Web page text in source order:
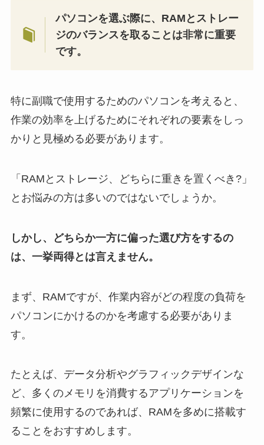
パソコンを選ぶ際に、RAMとストレー
ジのバランスを取ることは非常に重要
です。
特に副職で使用するためのパソコンを考えると、
作業の効率を上げるためにそれぞれの要素をしっ
かりと見極める必要があります。
「RAMとストレージ、どちらに重きを置くべき?」
とお悩みの方は多いのではないでしょうか。
しかし、どちらか一方に偏った選び方をするの
は、一挙両得とは言えません。
まず、RAMですが、作業内容がどの程度の負荷を
パソコンにかけるのかを考慮する必要がありま
す。
たとえば、データ分析やグラフィックデザインな
ど、多くのメモリを消費するアプリケーションを
頻繁に使用するのであれば、RAMを多めに搭載す
ることをおすすめします。